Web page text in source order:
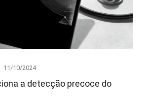
Posted
11/10/2024
a detecção precoce do